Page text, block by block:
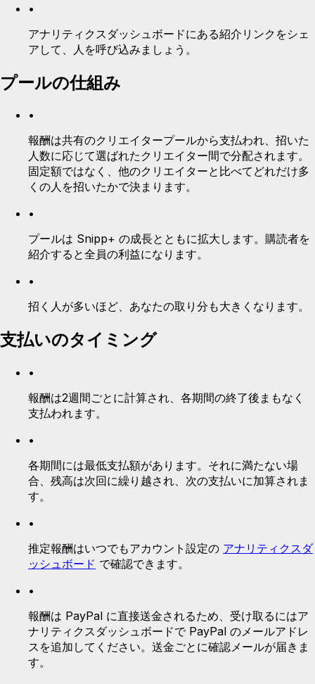
•
アナリティクスダッシュボードにある紹介リンクをシェ
アして、人を呼び込みましょう。
プールの仕組み
•
報酬は共有のクリエイタープールから支払われ、招いた
人数に応じて選ばれたクリエイター間で分配されます。
固定額ではなく、他のクリエイターと比べてどれだけ多
くの人を招いたかで決まります。
•
プールは Snipp+ の成長とともに拡大します。購読者を
紹介すると全員の利益になります。
•
招く人が多いほど、あなたの取り分も大きくなります。
支払いのタイミング
•
報酬は2週間ごとに計算され、各期間の終了後まもなく
支払われます。
•
各期間には最低支払額があります。それに満たない場
合、残高は次回に繰り越され、次の支払いに加算されま
す。
•
推定報酬はいつでもアカウント設定の アナリティクスダ
ッシュボード で確認できます。
•
報酬は PayPal に直接送金されるため、受け取るにはア
ナリティクスダッシュボードで PayPal のメールアドレ
スを追加してください。送金ごとに確認メールが届きま
す。